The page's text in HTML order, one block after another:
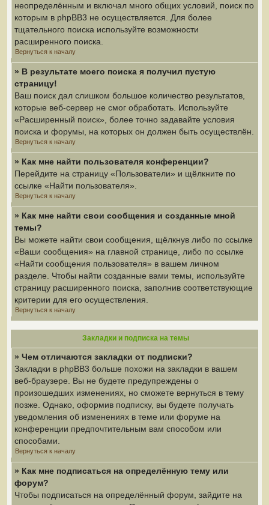
неопределённым и включал много общих условий, поиск по
которым в phpBB3 не осуществляется. Для более
тщательного поиска используйте возможности
расширенного поиска.
Вернуться к началу
» В результате моего поиска я получил пустую
страницу!
Ваш поиск дал слишком большое количество результатов,
которые веб-сервер не смог обработать. Используйте
«Расширенный поиск», более точно задавайте условия
поиска и форумы, на которых он должен быть осуществлён.
Вернуться к началу
» Как мне найти пользователя конференции?
Перейдите на страницу «Пользователи» и щёлкните по
ссылке «Найти пользователя».
Вернуться к началу
» Как мне найти свои сообщения и созданные мной
темы?
Вы можете найти свои сообщения, щёлкнув либо по ссылке
«Ваши сообщения» на главной странице, либо по ссылке
«Найти сообщения пользователя» в вашем личном
разделе. Чтобы найти созданные вами темы, используйте
страницу расширенного поиска, заполнив соответствующие
критерии для его осуществления.
Вернуться к началу
Закладки и подписка на темы
» Чем отличаются закладки от подписки?
Закладки в phpBB3 больше похожи на закладки в вашем
веб-браузере. Вы не будете предупреждены о
произошедших изменениях, но сможете вернуться в тему
позже. Однако, оформив подписку, вы будете получать
уведомления об изменениях в теме или форуме на
конференции предпочтительным вам способом или
способами.
Вернуться к началу
» Как мне подписаться на определённую тему или
форум?
Чтобы подписаться на определённый форум, зайдите на